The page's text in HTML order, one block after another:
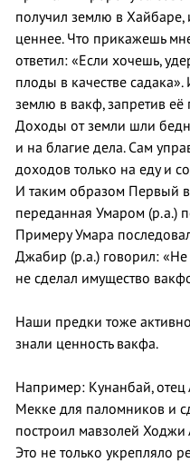
получил землю в Хайбаре,
ценнее. Что прикажешь
ответил: «Если хочешь,
плоды в качестве
землю в вакф, запретив
Доходы от земли шли
и на благие дела. Сам
доходов только на еду и
И таким образом Первый
переданная Умаром (р.а.)
Примеру Умара
Джабир (р.а.) говорил:
не сделал имущество
Наши предки тоже
знали ценность вакфа.
Например: Кунанбай, отец
Мекке для паломников и
построил мавзолей Ходжи
Это не только укрепляло